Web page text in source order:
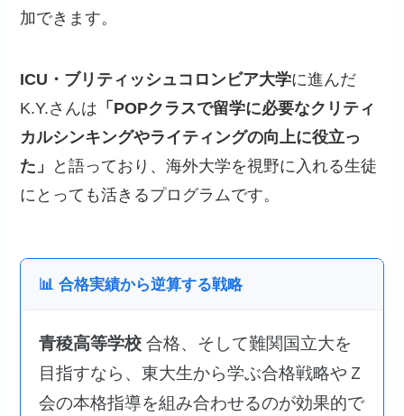
加できます。
ICU・ブリティッシュコロンビア大学に進んだ
K.Y.さんは 「POPクラスで留学に必要なクリティ
カルシンキングやライティングの向上に役立っ
た」
と語っており、海外大学を視野に入れる生徒
にとっても活きるプログラムです。
📊 合格実績から逆算する戦略
青稜高等学校 合格、そして難関国立大を
目指すなら、東大生から学ぶ合格戦略やＺ
会の本格指導を組み合わせるのが効果的で